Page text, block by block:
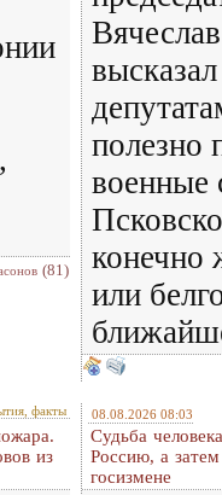
(81)
полезно
военные
конечно
или
факты
из
08.08.2026 08:03
Судьба
Россию, а
госизмене